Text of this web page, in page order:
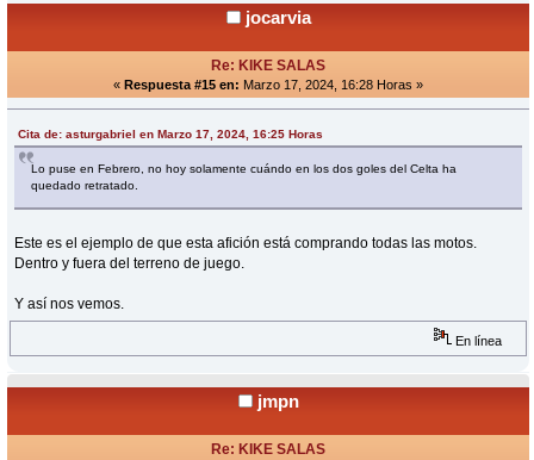
jocarvia
Re: KIKE SALAS
« Respuesta #15 en: Marzo 17, 2024, 16:28 Horas »
Cita de: asturgabriel en Marzo 17, 2024, 16:25 Horas
Lo puse en Febrero, no hoy solamente cuándo en los dos goles del Celta ha
quedado retratado.
Este es el ejemplo de que esta afición está comprando todas las motos.
Dentro y fuera del terreno de juego.
Y así nos vemos.
En línea
jmpn
Re: KIKE SALAS